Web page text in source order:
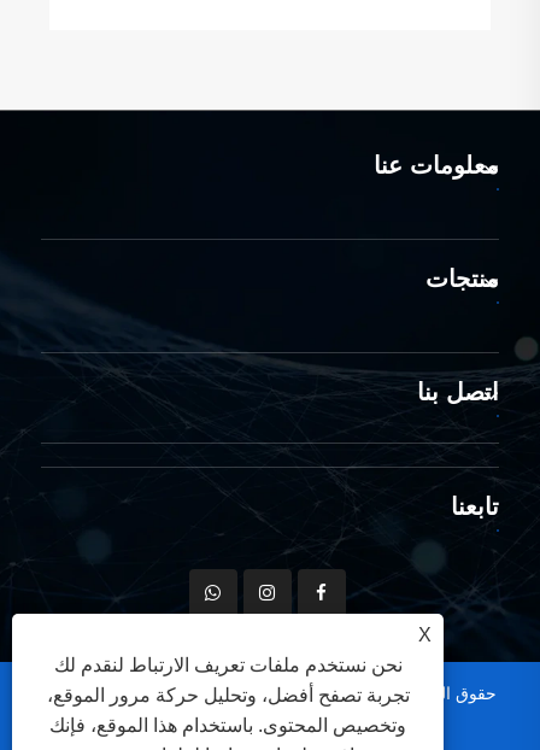
معلومات عنا
منتجات
اتصل بنا
تابعنا
جميع الحقوق محفوظة.
X
نحن نستخدم ملفات تعريف الارتباط لنقدم لك
تجربة تصفح أفضل، وتحليل حركة مرور الموقع،
وتخصيص المحتوى. باستخدام هذا الموقع، فإنك